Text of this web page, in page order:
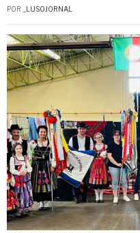
POR _LUSOJORNAL